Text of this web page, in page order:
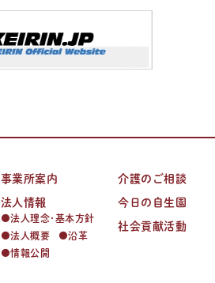
事業所案内
法人情報
法人理念･基本方針
法人概要
沿革
情報公開
介護のご相談
今日の自生園
社会貢献活動